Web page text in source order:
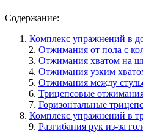
Содержание:
Комплекс упражнений в
Отжимания от пола с
Отжимания хватом на
Отжимания узким
Отжимания между
Трицепсовые отжимания
Горизонтальные
Комплекс упражнений в
Разгибания рук из-за